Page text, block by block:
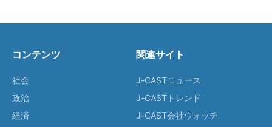
コンテンツ
社会
政治
経済
関連サイト
J-CASTニュース
J-CASTトレンド
J-CAST会社ウォッチ